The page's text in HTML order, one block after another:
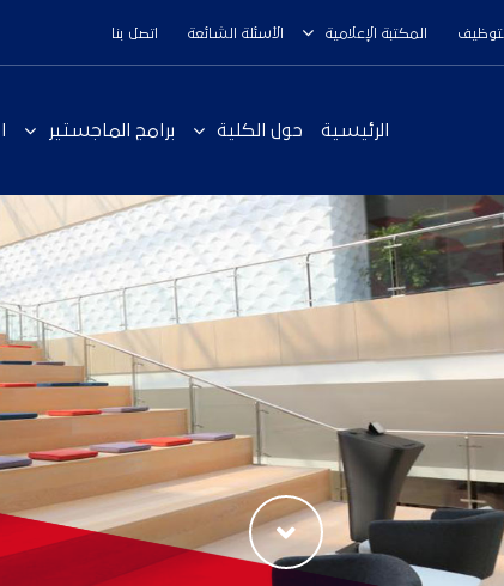
التوظيف المكتبة الإعلامية الأسئلة الشائعة اتصل بنا
الرئيسية حول الكلية برامج الماجستير